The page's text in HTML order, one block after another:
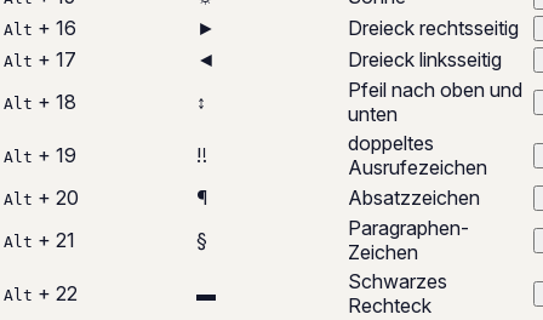
Alt + 16 ► Dreieck rechtsseitig
Alt + 17 ◄ Dreieck linksseitig
Alt + 18 ↕
Pfeil nach oben und
unten
Alt + 19 ‼
doppeltes
Ausrufezeichen
Alt + 20 ¶ Absatzzeichen
Alt + 21 §
Paragraphen-
Zeichen
Alt + 22 ▬
Schwarzes
Rechteck